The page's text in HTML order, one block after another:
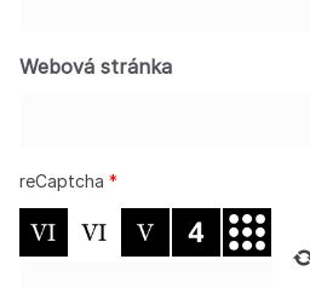
Webová stránka
reCaptcha *